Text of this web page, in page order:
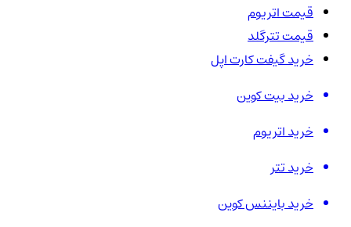
قیمت اتریوم
قیمت تترگلد
خرید گیفت کارت اپل
خرید بیت کوین
خرید اتریوم
خرید تتر
خرید بایننس کوین